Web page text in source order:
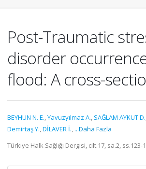
Post-Traumatic
disorder
flood: A cross-
BEYHUN N. E.,Yavuzyılmaz A., SAĞLAM AYKUT D.
Demirtaş Y.,DİLAVER İ., ...Daha Fazla
Türkiye Halk Sağlığı Dergisi, cilt.17, sa.2, ss.123-